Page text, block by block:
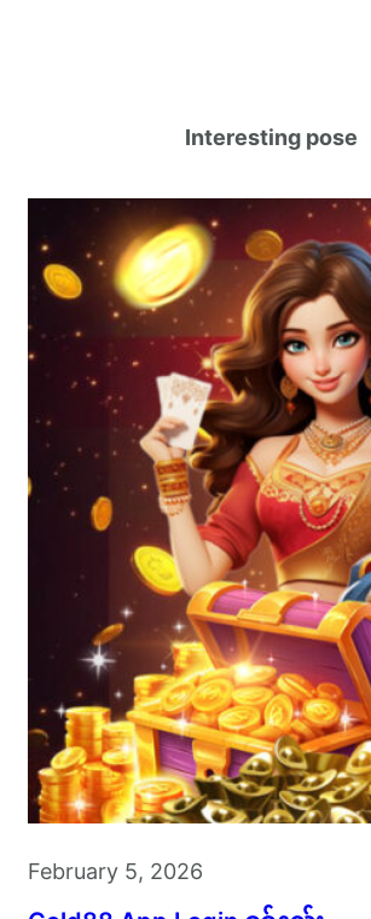
Interesting pose
February 5, 2026